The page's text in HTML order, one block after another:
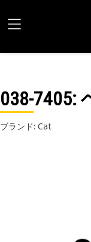
038-7405:
ブランド: Cat